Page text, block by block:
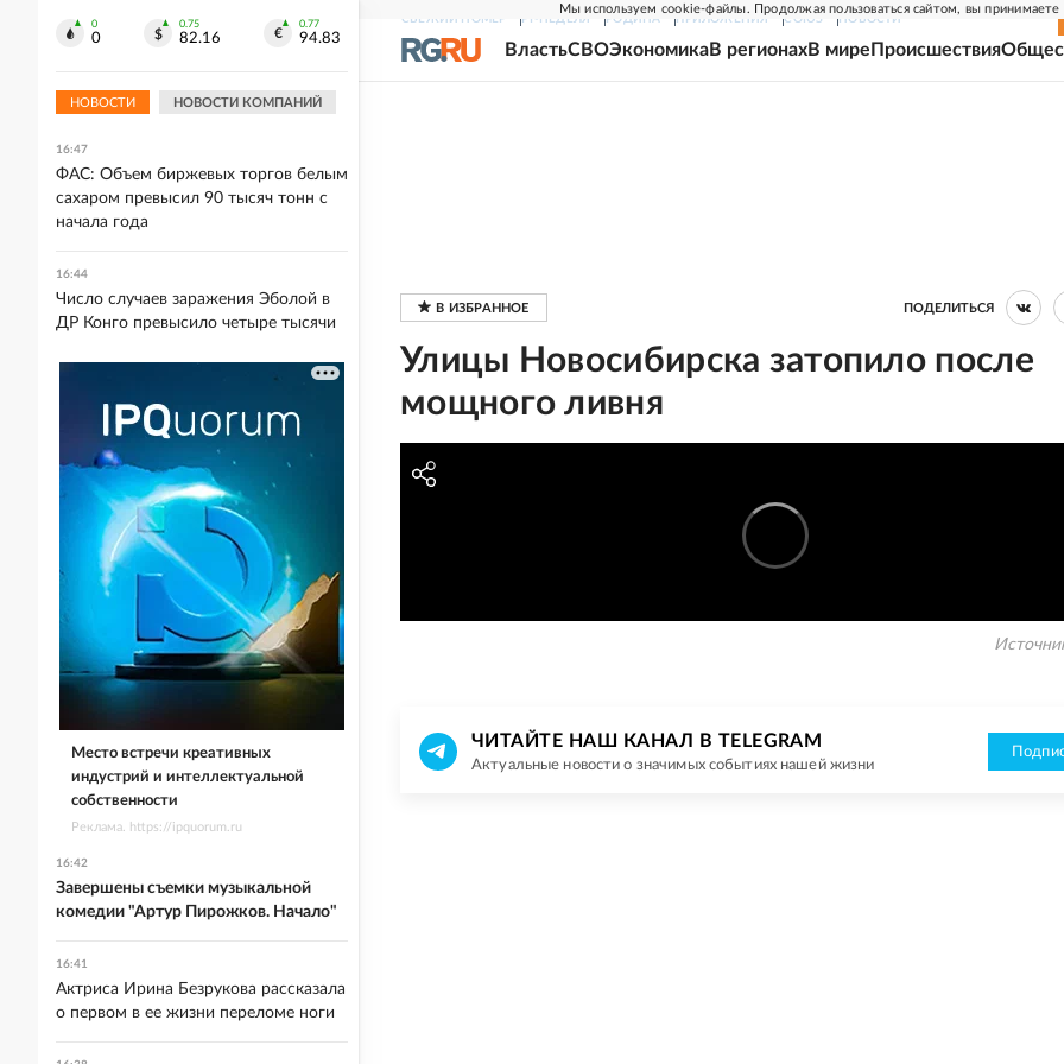
Мы используем cookie-файлы. Продолжая пользоваться сайтом, вы принимаете
СВЕЖИЙ НОМЕР РГ-НЕДЕЛЯ РОДИНА ПРИЛОЖЕНИЯ СОЮЗ НОВОСТИ
ВластьСВОЭкономикаВ регионахВ мире Происшествия
ПОДЕЛИТЬСЯ
Улицы Новосибирска затопило после
мощного ливня
ЧИТАЙТЕ НАШ КАНАЛ В TELEGRAM
Актуальные новости о значимых событиях нашей жизни
0
0
0.75
82.16
0.77
94.83
НОВОСТИ НОВОСТИ КОМПАНИЙ
оскорбление президента страны
16:47
ФАС: Объем биржевых торгов белым
сахаром превысил 90 тысяч тонн с
начала года
16:44
Число случаев заражения Эболой в
ДР Конго превысило четыре тысячи
Место встречи креативных
индустрий и интеллектуальной
собственности
Реклама. https://ipquorum.ru
16:42
Завершены съемки музыкальной
комедии "Артур Пирожков. Начало"
16:41
Актриса Ирина Безрукова рассказала
о первом в ее жизни переломе ноги